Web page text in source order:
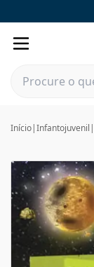
Início|Infantojuvenil |